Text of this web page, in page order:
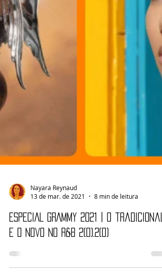
13 de mar. de 2021
8 min de leitura
ESPECIAL GRAMMY 2021 | O tradicional
e o novo no R&B 2(0).2(0)